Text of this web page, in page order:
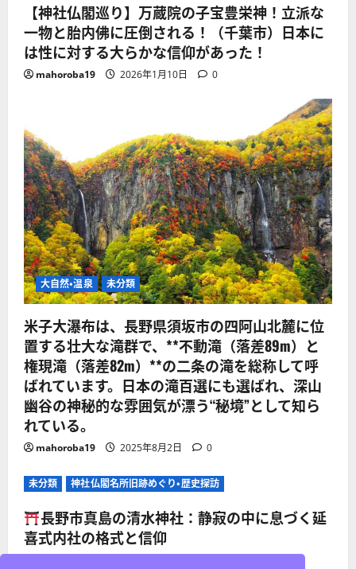
【神社仏閣巡り】万蔵院の子宝豊栄神！立派な
一物と胎内佛に圧倒される！（千葉市）日本に
は性に対する大らかな信仰があった！
mahoroba19 2026年1月10日 0
大自然・温泉 未分類
米子大瀑布は、長野県須坂市の四阿山北麓に位
置する壮大な滝群で、**不動滝（落差89m）と
権現滝（落差82m）**の二条の滝を総称して呼
ばれています。日本の滝百選にも選ばれ、深山
幽谷の神秘的な雰囲気が漂う“秘境”として知ら
れている。
mahoroba19 2025年8月2日 0
未分類 神社仏閣名所旧跡めぐり・歴史探訪
長野市真島の清水神社：静寂の中に息づく延
喜式内社の格式と信仰